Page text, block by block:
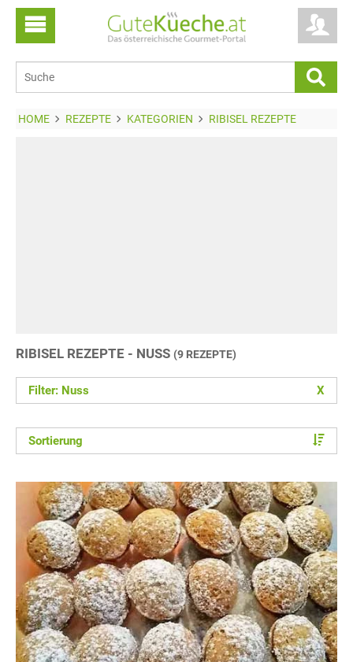
HOME REZEPTE KATEGORIEN RIBISEL REZEPTE
RIBISEL REZEPTE - NUSS (9 REZEPTE)
Filter: Nuss X
Sortierung